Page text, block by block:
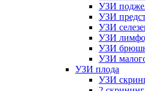
УЗИ
УЗИ
УЗИ
УЗИ
УЗИ
УЗИ
УЗИ плода
УЗИ